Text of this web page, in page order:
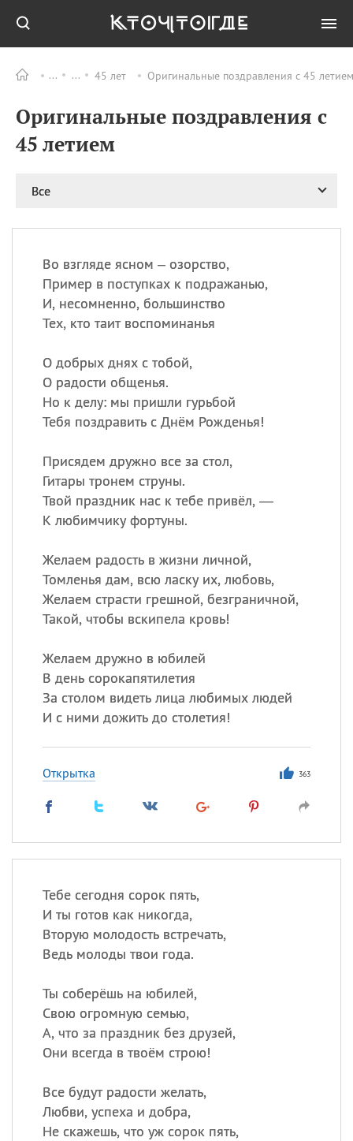
45 лет Оригинальные поздравления с 45
Оригинальные поздравления с
45 летием
Все
Во взгляде ясном – озорство,
Пример в поступках к подражанью,
И, несомненно, большинство
Тех, кто таит воспоминанья
О добрых днях с тобой,
О радости общенья.
Но к делу: мы пришли гурьбой
Тебя поздравить с Днём Рожденья!
Присядем дружно все за стол,
Гитары тронем струны.
Твой праздник нас к тебе привёл, —
К любимчику фортуны.
Желаем радость в жизни личной,
Томленья дам, всю ласку их, любовь,
Желаем страсти грешной, безграничной,
Такой, чтобы вскипела кровь!
Желаем дружно в юбилей
В день сорокапятилетия
За столом видеть лица любимых людей
И с ними дожить до столетия!
Открытка 363
Тебе сегодня сорок пять,
И ты готов как никогда,
Вторую молодость встречать,
Ведь молоды твои года.
Ты соберёшь на юбилей,
Свою огромную семью,
А, что за праздник без друзей,
Они всегда в твоём строю!
Все будут радости желать,
Любви, успеха и добра,
Не скажешь, что уж сорок пять,
ПРАЗДНИКИ Все
06.08 Преображение
Господне у западных
Романа и Давида
мучеников
Национальный день
маяка
ИМЕНА
Сегодня празднуют именины
,Еще
Посмотреть значение
происхождение